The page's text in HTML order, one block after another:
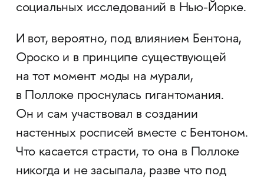
социальных исследований в Нью-Йорке.
И вот, вероятно, под влиянием Бентона,
Ороско и в принципе существующей
на тот момент моды на мурали,
в Поллоке проснулась гигантомания.
Он и сам участвовал в создании
настенных росписей вместе с Бентоном.
Что касается страсти, то она в Поллоке
никогда и не засыпала, разве что под